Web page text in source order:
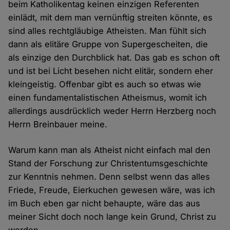
beim Katholikentag keinen einzigen Referenten
einlädt, mit dem man vernünftig streiten könnte, es
sind alles rechtgläubige Atheisten. Man fühlt sich
dann als elitäre Gruppe von Supergescheiten, die
als einzige den Durchblick hat. Das gab es schon oft
und ist bei Licht besehen nicht elitär, sondern eher
kleingeistig. Offenbar gibt es auch so etwas wie
einen fundamentalistischen Atheismus, womit ich
allerdings ausdrücklich weder Herrn Herzberg noch
Herrn Breinbauer meine.
Warum kann man als Atheist nicht einfach mal den
Stand der Forschung zur Christentumsgeschichte
zur Kenntnis nehmen. Denn selbst wenn das alles
Friede, Freude, Eierkuchen gewesen wäre, was ich
im Buch eben gar nicht behaupte, wäre das aus
meiner Sicht doch noch lange kein Grund, Christ zu